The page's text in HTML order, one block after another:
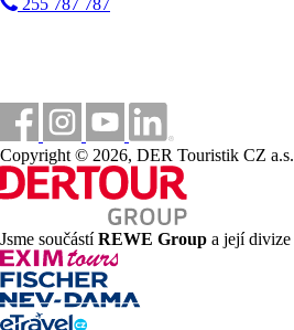
255 787 787
Copyright © 2026, DER Touristik CZ a.s.
Jsme součástíREWE Group a její divize